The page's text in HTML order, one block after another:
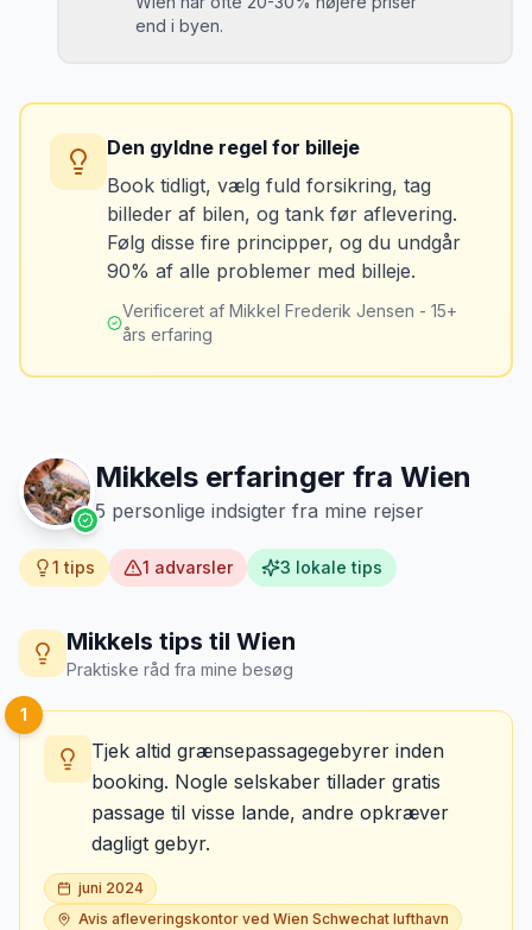
Løsning
brændstofmåleren.
MJ
Mikkels erfaring Oktober 2024
“Jeg fotograferer altid bilen fra alle
vinkler ved afhentning. Det har reddet
end i byen.
sidste tankning.
Tank bilen op et par kilometer fra
lufthavnen dagen før aflevering. Priserne
er markant lavere.
Den gyldne regel for billeje
Book tidligt, vælg fuld forsikring, tag
billeder af bilen, og tank før aflevering.
Følg disse fire principper, og du undgår
90% af alle problemer med billeje.
Verificeret af Mikkel Frederik Jensen - 15+
års erfaring
Mikkels erfaringer fra Wien
5 personlige indsigter fra mine rejser
1 tips 1 advarsler 3 lokale tips
Mikkels tips til Wien
Praktiske råd fra mine besøg
1
Tjek altid grænsepassagegebyrer inden
booking. Nogle selskaber tillader gratis
passage til visse lande, andre opkræver
dagligt gebyr.
juni 2024
Avis afleveringskontor ved Wien Schwechat lufthavn